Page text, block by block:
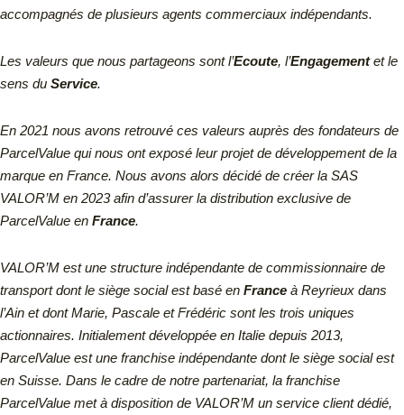
accompagnés de plusieurs agents commerciaux indépendants.
Les valeurs que nous partageons sont l’Ecoute, l’Engagementet le
sens du Service.
En 2021 nous avons retrouvé ces valeurs auprès des fondateurs de
ParcelValue qui nous ont exposé leur projet de développement de la
marque en France. Nous avons alors décidé de créer la SAS
VALOR’M en 2023 afin d’assurer la distribution exclusive de
ParcelValue en France.
VALOR’M est une structure indépendante de commissionnaire de
transport dont le siège social est basé en France à Reyrieux dans
l’Ain et dont Marie, Pascale et Frédéric sont les trois uniques
actionnaires. Initialement développée en Italie depuis 2013,
ParcelValue est une franchise indépendante dont le siège social est
en Suisse. Dans le cadre de notre partenariat, la franchise
ParcelValue met à disposition de VALOR’M un service client dédié,